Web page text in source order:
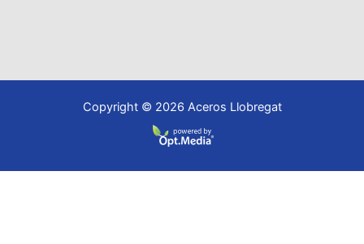
Copyright © 2026 Aceros Llobregat